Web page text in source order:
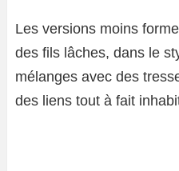
Les versions moins
des fils lâches, dans le
mélanges avec des
des liens tout à fait